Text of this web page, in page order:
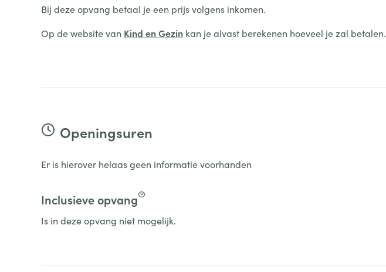
Bij deze opvang betaal je een prijs volgens inkomen.
Op de website van Kind en Gezinkan je alvast berekenen hoeveel je zal betalen.
Openingsuren
Er is hierover helaas geen informatie voorhanden
Inclusieve opvang
Is in deze opvang niet mogelijk.